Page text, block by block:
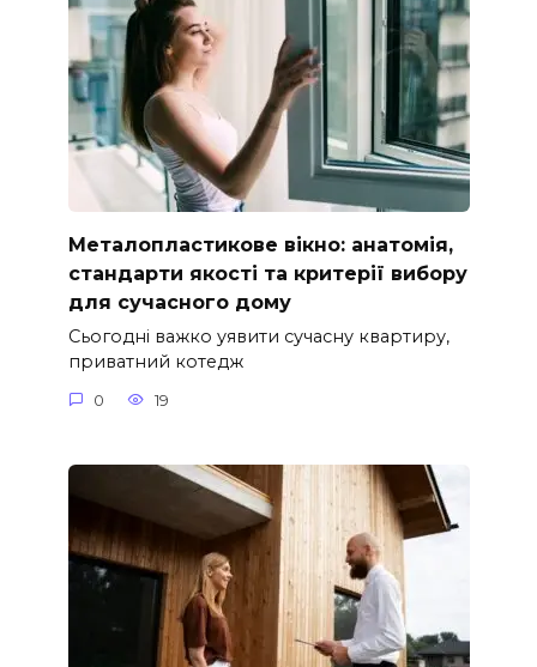
Металопластикове вікно: анатомія,
стандарти якості та критерії вибору
для сучасного дому
Сьогодні важко уявити сучасну квартиру,
приватний котедж
0 19